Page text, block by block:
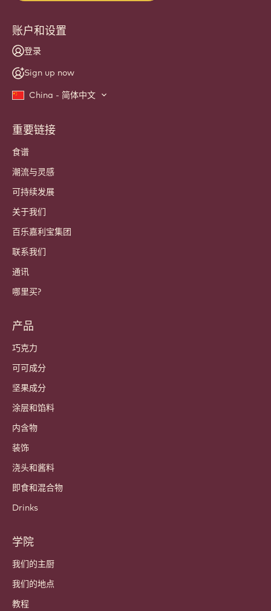
账户和设置
登录
Sign up now
China - 简体中文
Footer
Callebaut
重要链接
食谱
潮流与灵感
可持续发展
关于我们
百乐嘉利宝集团
联系我们
通讯
哪里买?
产品
巧克力
可可成分
坚果成分
涂层和馅料
内含物
装饰
浇头和酱料
即食和混合物
Drinks
学院
我们的主厨
我们的地点
教程